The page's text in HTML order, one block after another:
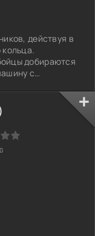
действуя в
добираются
с
0